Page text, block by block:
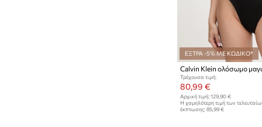
ΕΞΤΡΑ -5% ΜΕ ΚΩΔΙΚΟ*
Calvin Klein ολόσωμο
Τρέχουσα τιμή:
80,99 €
Αρχική τιμή: 129,90 €
Η χαμηλότερη τιμή των
έκπτωσης: 85,99 €